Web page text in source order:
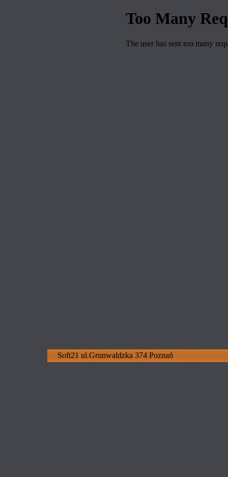
Soft21 ul.Grunwaldzka 374 Poznań